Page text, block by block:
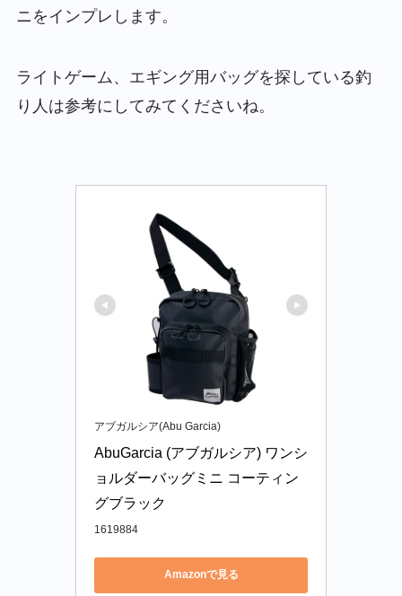
ニをインプレします。
ライトゲーム、エギング用バッグを探している釣
り人は参考にしてみてくださいね。
アブガルシア(Abu Garcia)
AbuGarcia (アブガルシア) ワンシ
ョルダーバッグミニ コーティン
グブラック
1619884
Amazonで見る